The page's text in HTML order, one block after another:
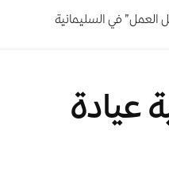
العمل” في السليمانية
الحاج صالح السامرائي رحمه الله
عيادة